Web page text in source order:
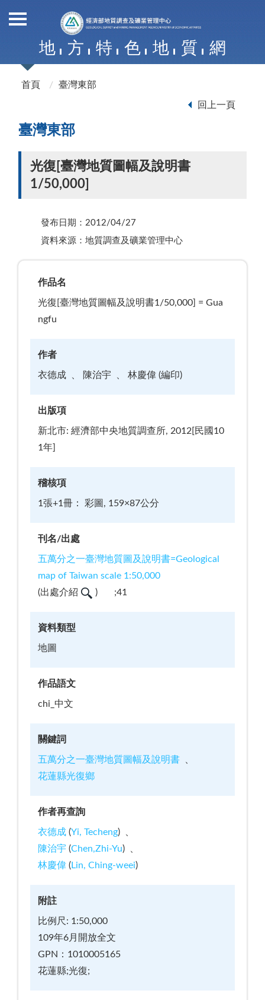
地 方 特 色 地 質 網
首頁 臺灣東部
回上一頁
臺灣東部
光復[臺灣地質圖幅及說明書
1/50,000]
發布日期：2012/04/27
資料來源：地質調查及礦業管理中心
作品名
光復[臺灣地質圖幅及說明書1/50,000] = Gua
ngfu
作者
衣德成 陳治宇 林慶偉 (編印)
出版項
新北市: 經濟部中央地質調查所, 2012[民國10
1年]
稽核項
1張+1冊： 彩圖, 159×87公分
刊名/出處
五萬分之一臺灣地質圖及說明書=Geological
map of Taiwan scale 1:50,000
(出處介紹 ) ;41
資料類型
地圖
作品語文
chi_中文
關鍵詞
五萬分之一臺灣地質圖幅及說明書
花蓮縣光復鄉
作者再查詢
衣德成(Yi, Techeng)
陳治宇(Chen,Zhi-Yu)
林慶偉(Lin, Ching-weei)
附註
比例尺: 1:50,000
109年6月開放全文
GPN：1010005165
花蓮縣;光復;